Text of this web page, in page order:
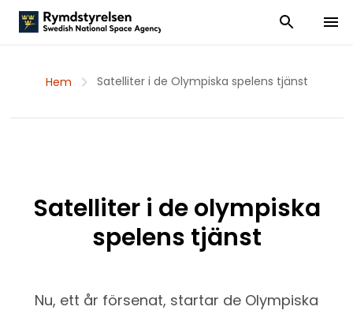
Visa och dölj
Visa
Hem Satelliter i de Olympiska spelens tjänst
Satelliter i de olympiska
spelens tjänst
Nu, ett år försenat, startar de Olympiska